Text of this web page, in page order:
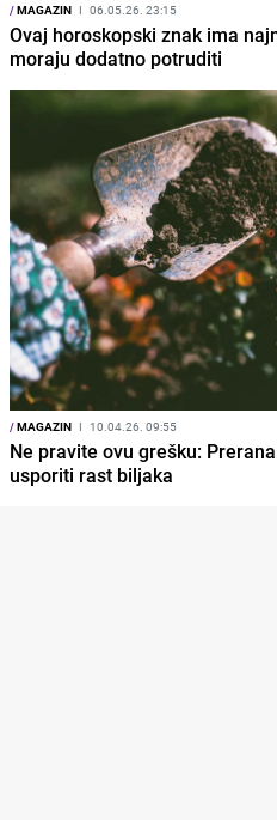
/MAGAZIN I 06.05.26. 23:15
Ovaj horoskopski znak ima
moraju dodatno potruditi
/MAGAZIN I 10.04.26. 09:55
Ne pravite ovu grešku:
usporiti rast biljaka